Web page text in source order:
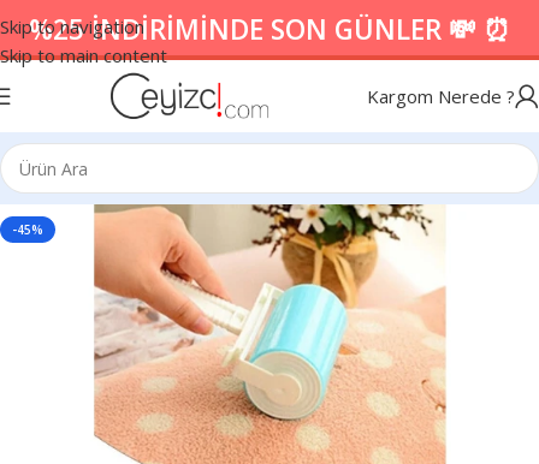
Skip to navigation
Skip to main content
%25 İNDİRİMİNDE SON GÜNLER 💸 ⏰
Kargom Nerede ?
-45%